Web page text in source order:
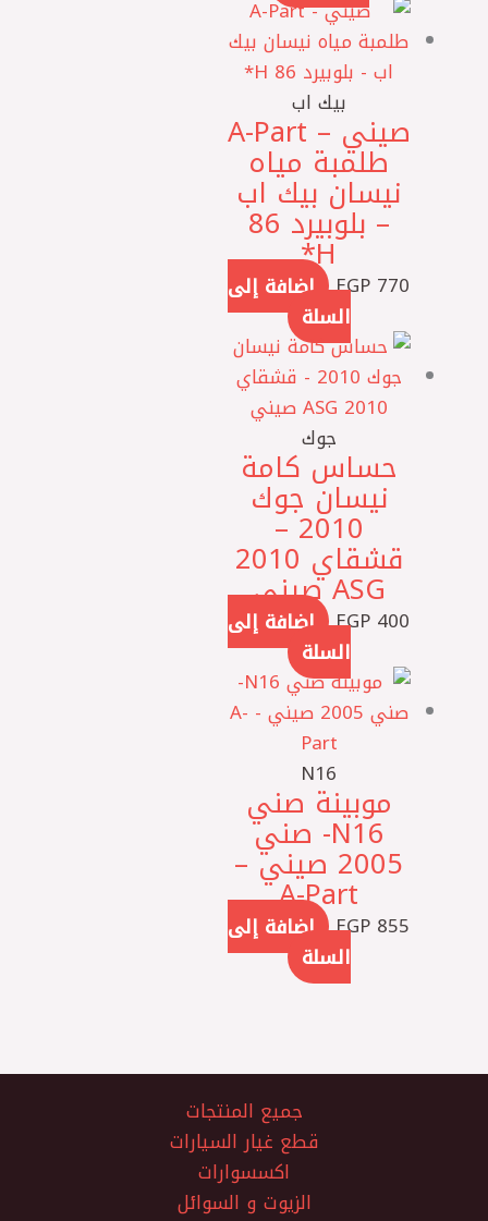
بيك اب
صيني – A-Part
طلمبة مياه
نيسان بيك اب
– بلوبيرد 86
H*
EGP 770
إضافة إلى
السلة
جوك
حساس كامة
نيسان جوك
2010 –
قشقاي 2010
ASG صيني
EGP 400
إضافة إلى
السلة
N16
موبينة صني
N16- صني
2005 صيني –
A-Part
EGP 855
إضافة إلى
السلة
جميع المنتجات
قطع غيار السيارات
اكسسوارات
الزيوت و السوائل